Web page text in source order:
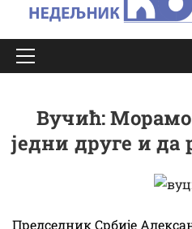
Примарy
Вучић:
једни друге и да
Председник Србије